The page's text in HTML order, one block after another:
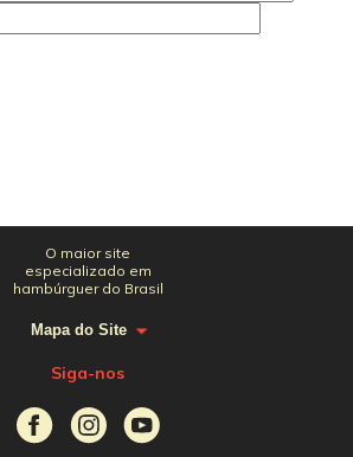
O maior site
especializado em
hambúrguer do Brasil
Mapa do Site
Siga-nos